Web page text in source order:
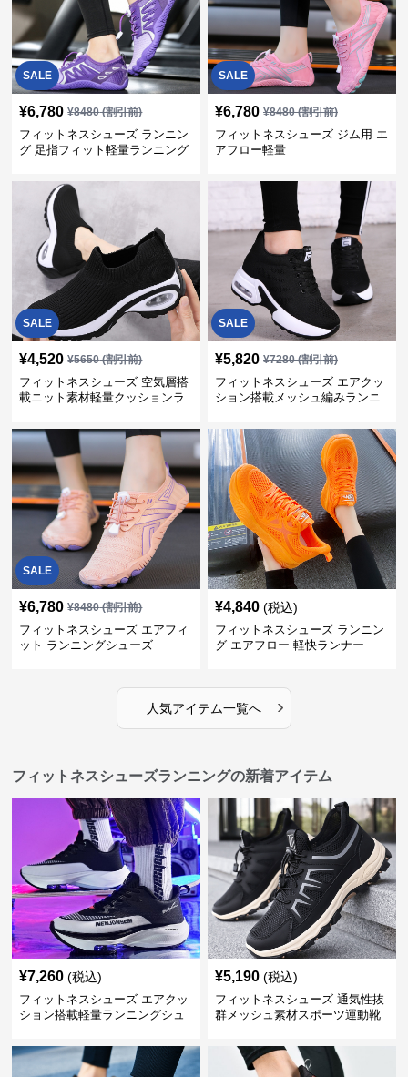
SALE
¥6,780 ¥8480(割引前)
フィットネスシューズ ランニン
グ 足指フィット軽量ランニング
SALE
¥6,780 ¥8480(割引前)
フィットネスシューズ ジム用 エ
アフロー軽量
SALE
¥4,520 ¥5650(割引前)
フィットネスシューズ 空気層搭
載ニット素材軽量クッションラ
SALE
¥5,820 ¥7280(割引前)
フィットネスシューズ エアクッ
ション搭載メッシュ編みランニ
SALE
¥6,780 ¥8480(割引前)
フィットネスシューズ エアフィ
ット ランニングシューズ
¥4,840 (税込)
フィットネスシューズ ランニン
グ エアフロー 軽快ランナー
人気アイテム一覧へ ›
フィットネスシューズランニングの新着アイテム
¥7,260 (税込)
フィットネスシューズ エアクッ
ション搭載軽量ランニングシュ
¥5,190 (税込)
フィットネスシューズ 通気性抜
群メッシュ素材スポーツ運動靴